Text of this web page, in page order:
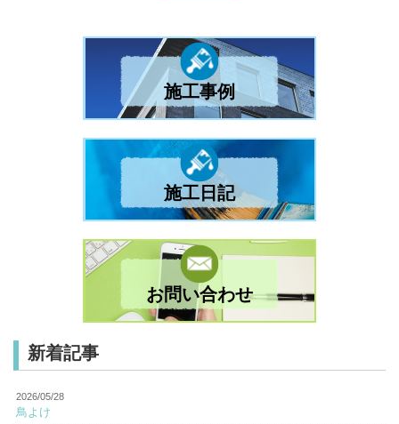
施工事例
施工日記
お問い合わせ
新着記事
2026/05/28
鳥よけ